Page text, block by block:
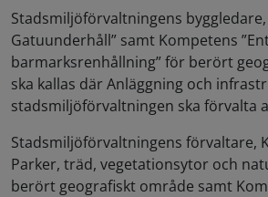
Stadsmiljöförvaltningens
Gatuunderhåll” samt Kompetens
barmarksrenhållning” för berört
ska kallas där Anläggning och
stadsmiljöförvaltningen ska förvalta
Stadsmiljöförvaltningens förvaltare,
Parker, träd, vegetationsytor och
berört geografiskt område samt